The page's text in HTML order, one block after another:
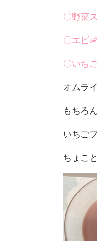
〇野菜
〇エビ
〇いち
オムラ
もちろ
いちご
ちょこ